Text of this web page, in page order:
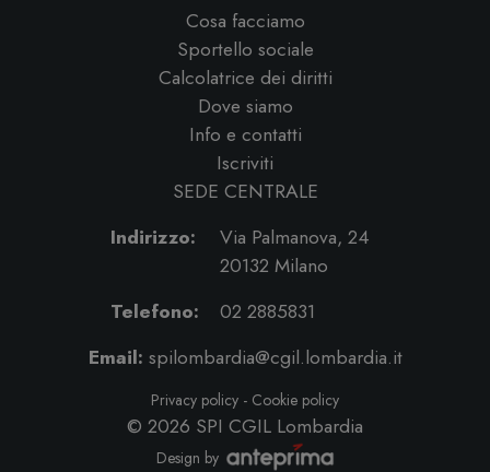
Cosa facciamo
Sportello sociale
Calcolatrice dei diritti
Dove siamo
Info e contatti
Iscriviti
SEDE CENTRALE
Indirizzo:
Via Palmanova, 24
20132 Milano
Telefono:
02 2885831
Email: spilombardia@cgil.lombardia.it
Privacy policy - Cookie policy
© 2026 SPI CGIL Lombardia
Design by